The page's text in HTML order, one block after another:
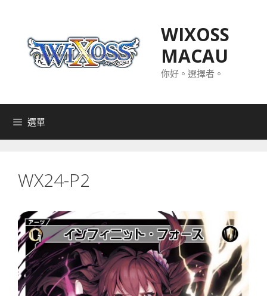
WIXOSS
MACAU
你好。選擇者。
選單
WX24-P2